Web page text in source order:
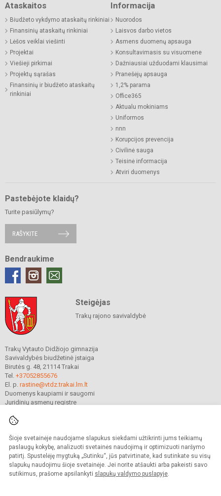
Šioje svetainėje naudojame slapukus siekdami užtikrinti jums teikiamų
paslaugų kokybę, analizuoti svetainės naudojimą ir optimizuoti naršymo
patirtį. Spustelėję mygtuką „Sutinku“, jūs patvirtinate, kad sutinkate su visų
slapukų naudojimu šioje svetainėje. Jei norite atšaukti arba pakeisti savo
sutikimus, prašome apsilankyti slapukų valdymo puslapyje.
Ataskaitos
Biudžeto vykdymo ataskaitų rinkiniai
Finansinių ataskaitų rinkiniai
Lėšos veiklai viešinti
Projektai
Viešieji pirkimai
Projektų sąrašas
Finansinių ir biudžeto ataskaitų
rinkiniai
Informacija
Nuorodos
Laisvos darbo vietos
Asmens duomenų apsauga
Konsultavimasis su visuomene
Dažniausiai užduodami klausimai
Pranešėjų apsauga
1,2% parama
Office365
Aktualu mokiniams
Uniformos
nnn
Korupcijos prevencija
Civilinė sauga
Teisinė informacija
Atviri duomenys
Pastebėjote klaidų?
Turite pasiūlymų?
RAŠYKITE
Bendraukime
Steigėjas
Trakų rajono savivaldybė
Trakų Vytauto Didžiojo gimnazija
Savivaldybės biudžetinė įstaiga
Birutės g. 48, 21114 Trakai
Tel. +37052855676
El. p. rastine@vtdz.trakai.lm.lt
Duomenys kaupiami ir saugomi
Juridinių asmenų registre
© 2021. Trakų Vytauto Didžiojo gimnazija. Visos teisės saugomos.
Kopijuoti turinį be raštiško gimnazijos sutikimo griežtai draudžiama.
Prieinamumo paraiška Slapukų valdymas